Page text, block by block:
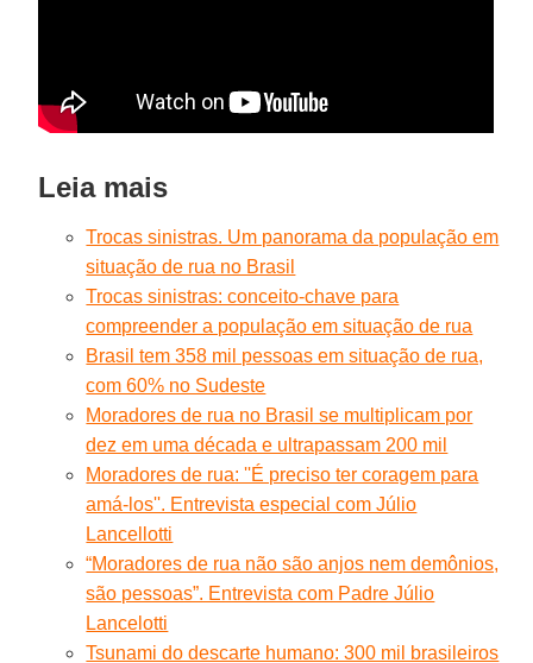
Leia mais
Trocas sinistras. Um panorama da população em
situação de rua no Brasil
Trocas sinistras: conceito-chave para
compreender a população em situação de rua
Brasil tem 358 mil pessoas em situação de rua,
com 60% no Sudeste
Moradores de rua no Brasil se multiplicam por
dez em uma década e ultrapassam 200 mil
Moradores de rua: ''É preciso ter coragem para
amá-los''. Entrevista especial com Júlio
Lancellotti
“Moradores de rua não são anjos nem demônios,
são pessoas”. Entrevista com Padre Júlio
Lancelotti
Tsunami do descarte humano: 300 mil brasileiros